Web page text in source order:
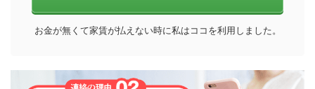
お金が無くて家賃が払えない時に私はココを利用しました。